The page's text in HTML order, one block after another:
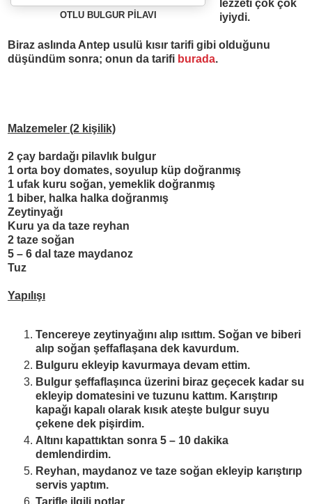
OTLU BULGUR Pİ LAVI
lezzeti çok çok
iyiydi.
Biraz asl ında Antep usulü kısır tarifi gibi olduğunu
düşündüm sonra; onun da tarifi burada.
Malzemeler (2 kişilik)
2 çay bardağı pilavlık bulgur
1 orta boy domates, soyulup küp doğranmış
1 ufak kuru soğan, yemeklik doğranmış
1 biber, halka halka doğranmış
Zeytinyağı
Kuru ya da taze reyhan
2 taze soğan
5 – 6 dal taze maydanoz
Tuz
Yapılışı
Tencereye zeytinyağını alıp ısıttım. Soğan ve biberi
alıp soğan şeffaflaşana dek kavurdum.
Bulguru ekleyip kavurmaya devam ettim.
Bulgur şeffaflaşınca üzerini biraz geçecek kadar su
ekleyip domatesini ve tuzunu kattım. Karıştırıp
kapağı kapalı olarak kısık ateşte bulgur suyu
çekene dek pişirdim.
Altını kapattıktan sonra 5 – 10 dakika
demlendirdim.
Reyhan, maydanoz ve taze soğan ekleyip karıştırıp
servis yaptım.
Tarifle ilgili notlar